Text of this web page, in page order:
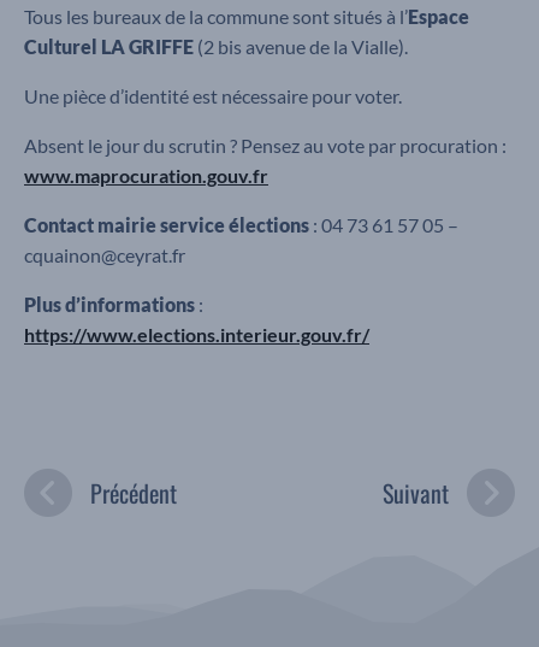
Tous les bureaux de la commune sont situés à l’Espace
Culturel LA GRIFFE (2 bis avenue de la Vialle).
Une pièce d’identité est nécessaire pour voter.
Absent le jour du scrutin ? Pensez au vote par procuration :
www.maprocuration.gouv.fr
Contact mairie service élections : 04 73 61 57 05 –
cquainon@ceyrat.fr
Plus d’informations :
https://www.elections.interieur.gouv.fr/
Précédent Suivant